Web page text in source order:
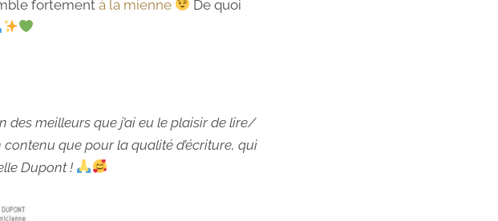
fortement à la mienne
De quoi
meilleurs que j’ai eu le plaisir de lire/
que pour la qualité d’écriture, qui
Dupont !